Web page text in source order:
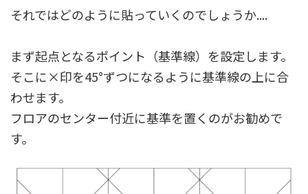
それではどのように貼っていくのでしょうか....
まず起点となるポイント（基準線）を設定します。
そこに×印を45°ずつになるように基準線の上に合
わせます。
フロアのセンター付近に基準を置くのがお勧めで
す。